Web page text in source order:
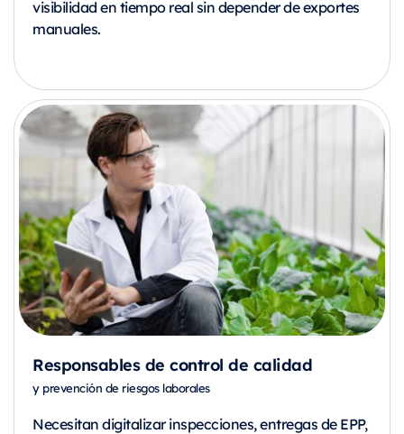
visibilidad en tiempo real sin depender de exportes
manuales.
Responsables de control de calidad
y prevención de riesgos laborales
Necesitan digitalizar inspecciones, entregas de EPP,